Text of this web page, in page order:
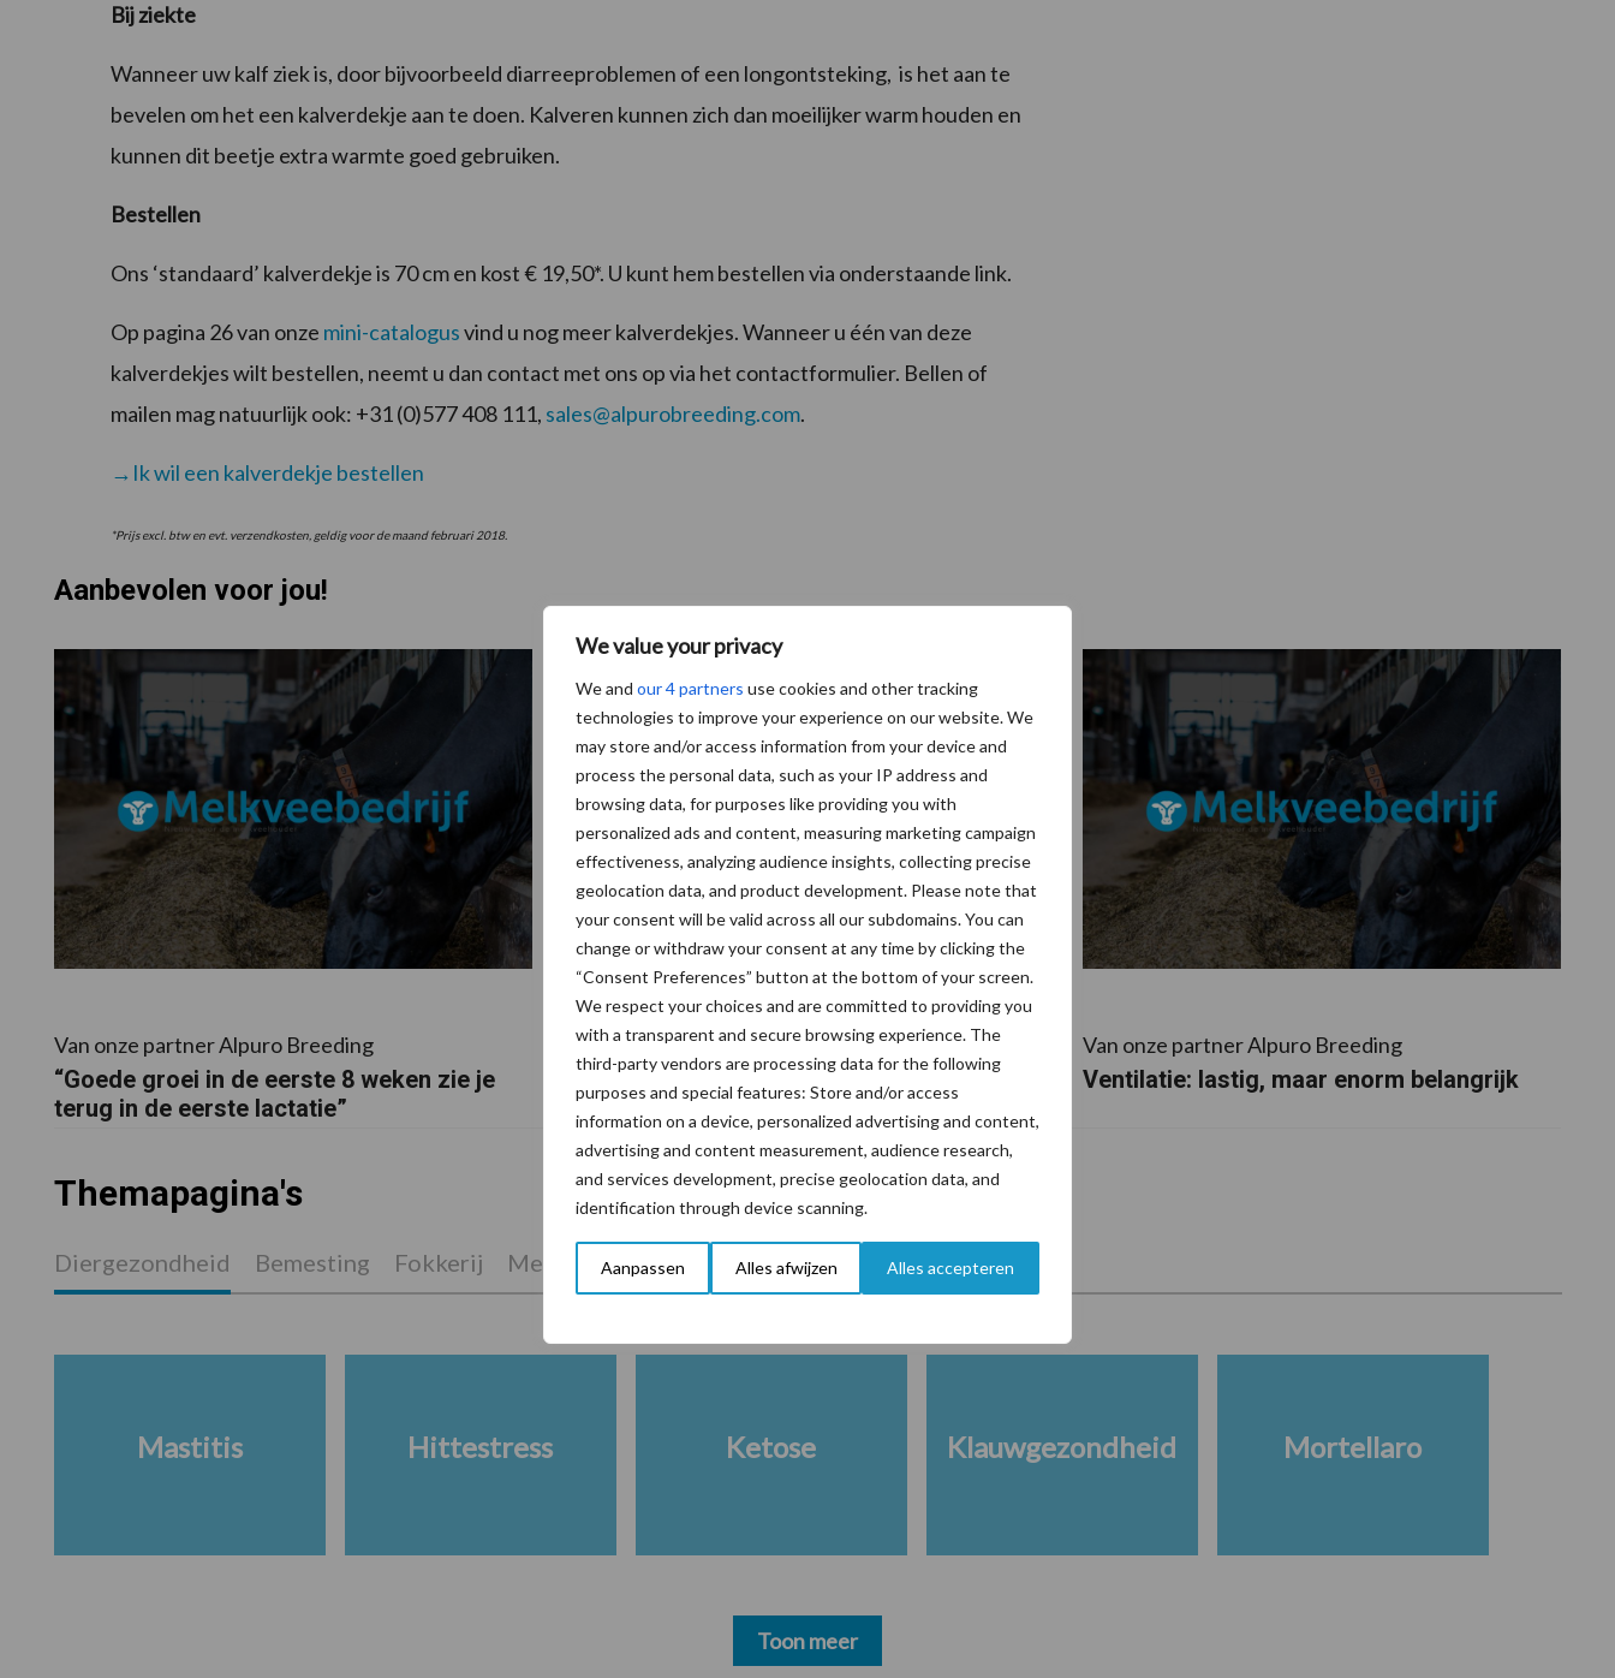
We value your privacy
We and our 4 partners use cookies and other tracking
technologies to improve your experience on our website. We
may store and/or access information from your device and
process the personal data, such as your IP address and
browsing data, for purposes like providing you with
personalized ads and content, measuring marketing campaign
effectiveness, analyzing audience insights, collecting precise
geolocation data, and product development. Please note that
your consent will be valid across all our subdomains. You can
change or withdraw your consent at any time by clicking the
“Consent Preferences” button at the bottom of your screen.
We respect your choices and are committed to providing you
with a transparent and secure browsing experience. The
third-party vendors are processing data for the following
purposes and special features: Store and/or access
information on a device, personalized advertising and content,
advertising and content measurement, audience research,
and services development, precise geolocation data, and
identification through device scanning.
Aanpassen Alles afwijzen Alles accepteren
Bij ziekte
Wanneer uw kalf ziek is, door bijvoorbeeld diarreeproblemen of een longontsteking, is het aan te
bevelen om het een kalverdekje aan te doen. Kalveren kunnen zich dan moeilijker warm houden en
kunnen dit beetje extra warmte goed gebruiken.
Bestellen
Ons ‘standaard’ kalverdekje is 70 cm en kost € 19,50*. U kunt hem bestellen via onderstaande link.
Op pagina 26 van onze mini-catalogusvind u nog meer kalverdekjes. Wanneer u één van deze
kalverdekjes wilt bestellen, neemt u dan contact met ons op via het contactformulier. Bellen of
mailen mag natuurlijk ook: +31 (0)577 408 111, sales@alpurobreeding.com.
→Ik wil een kalverdekje bestellen
*Prijs excl. btw en evt. verzendkosten, geldig voor de maand februari 2018.
Aanbevolen voor jou!
Van onze partner Alpuro Breeding
“Goede groei in de eerste 8 weken zie je
terug in de eerste lactatie”
Van onze partner Alpuro Breeding
Wat is het gevaar van Mycoplasma en
hoe kan dit voorkomen worden?
Van onze partner Alpuro Breeding
Ventilatie: lastig, maar enorm belangrijk
Themapagina's
Diergezondheid Bemesting Fokkerij Melkveebedrijf Veevoer Wet en regelgeving
Mastitis Hittestress Ketose Klauwgezondheid Mortellaro
Toon meer